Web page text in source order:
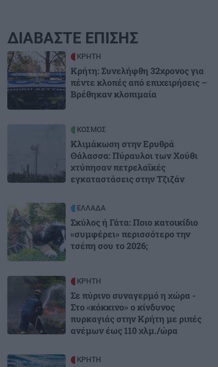
ΔΙΑΒΑΣΤΕ ΕΠΙΣΗΣ
Image ΚΡΗΤΗ
Κρήτη: Συνελήφθη 32χρονος για
πέντε κλοπές από επιχειρήσεις –
Βρέθηκαν κλοπιμαία
ΚΟΣΜΟΣ
Κλιμάκωση στην Ερυθρά
Θάλασσα: Πύραυλοι των Χούθι
χτύπησαν πετρελαϊκές
εγκαταστάσεις στην Τζιζάν
Image ΕΛΛΑΔΑ
Σκύλος ή Γάτα: Ποιο κατοικίδιο
«συμφέρει» περισσότερο την
τσέπη σου το 2026;
ΚΡΗΤΗ
Σε πύρινο συναγερμό η χώρα -
Στο «κόκκινο» ο κίνδυνος
πυρκαγιάς στην Κρήτη με ριπές
ανέμων έως 110 χλμ./ώρα
Image ΚΡΗΤΗ